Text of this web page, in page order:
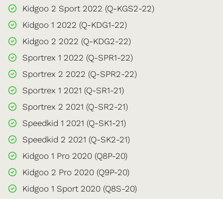
Kidgoo 2 Sport 2022 (Q-KGS2-22)
Kidgoo 1 2022 (Q-KDG1-22)
Kidgoo 2 2022 (Q-KDG2-22)
Sportrex 1 2022 (Q-SPR1-22)
Sportrex 2 2022 (Q-SPR2-22)
Sportrex 1 2021 (Q-SR1-21)
Sportrex 2 2021 (Q-SR2-21)
Speedkid 1 2021 (Q-SK1-21)
Speedkid 2 2021 (Q-SK2-21)
Kidgoo 1 Pro 2020 (Q8P-20)
Kidgoo 2 Pro 2020 (Q9P-20)
Kidgoo 1 Sport 2020 (Q8S-20)